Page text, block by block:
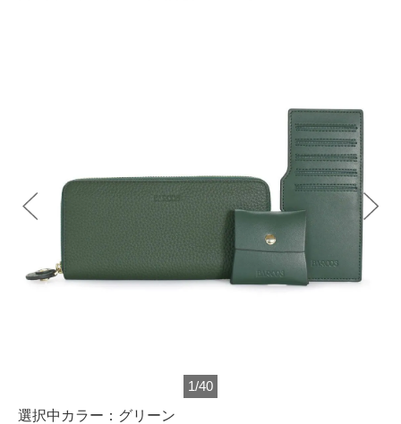
1/40
選択中カラー： グリーン